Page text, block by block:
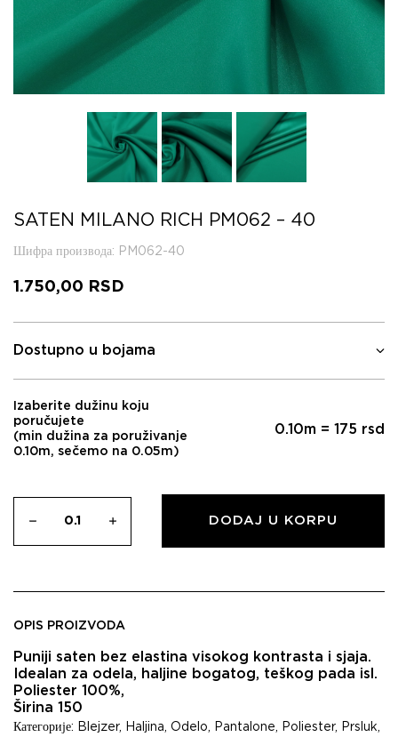
SATEN MILANO RICH PM062 – 40
Шифра производа: PM062-40
1.750,00 RSD
Dostupno u bojama
Izaberite dužinu koju
poručujete
(min dužina za poruživanje
0.10m, sečemo na 0.05m)
0.10m = 175 rsd
DODAJ U KORPU
OPIS PROIZVODA
Puniji saten bez elastina visokog kontrasta i sjaja.
Idealan za odela, haljine bogatog, teškog pada isl.
Poliester 100%,
Širina 150
Категорије: Blejzer, Haljina, Odelo, Pantalone, Poliester, Prsluk,